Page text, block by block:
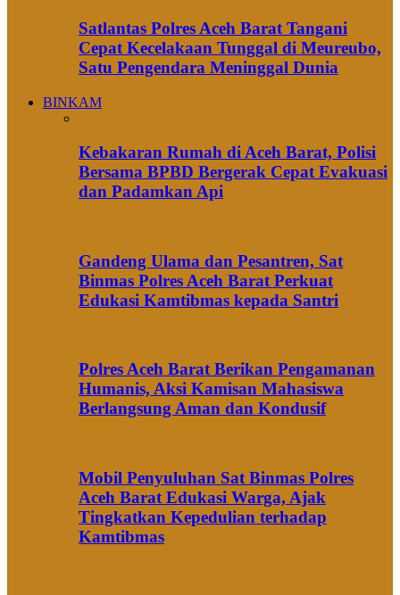
Satlantas Polres Aceh Barat Tangani
Cepat Kecelakaan Tunggal di Meureubo,
Satu Pengendara Meninggal Dunia
BINKAM
Kebakaran Rumah di Aceh Barat, Polisi
Bersama BPBD Bergerak Cepat Evakuasi
dan Padamkan Api
Gandeng Ulama dan Pesantren, Sat
Binmas Polres Aceh Barat Perkuat
Edukasi Kamtibmas kepada Santri
Polres Aceh Barat Berikan Pengamanan
Humanis, Aksi Kamisan Mahasiswa
Berlangsung Aman dan Kondusif
Mobil Penyuluhan Sat Binmas Polres
Aceh Barat Edukasi Warga, Ajak
Tingkatkan Kepedulian terhadap
Kamtibmas